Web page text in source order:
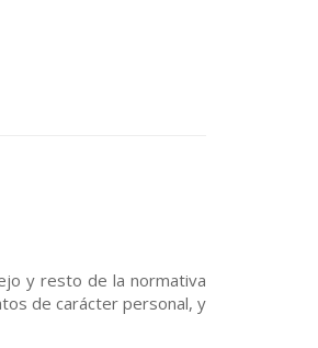
y resto de la normativa
de carácter personal, y